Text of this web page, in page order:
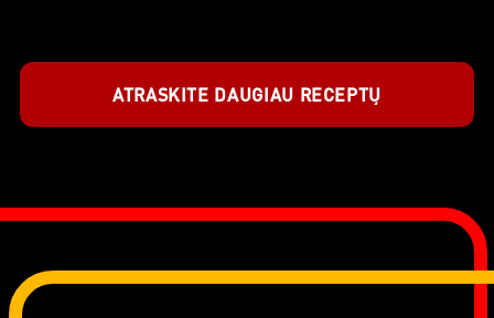
ATRASKITE DAUGIAU RECEPTŲ